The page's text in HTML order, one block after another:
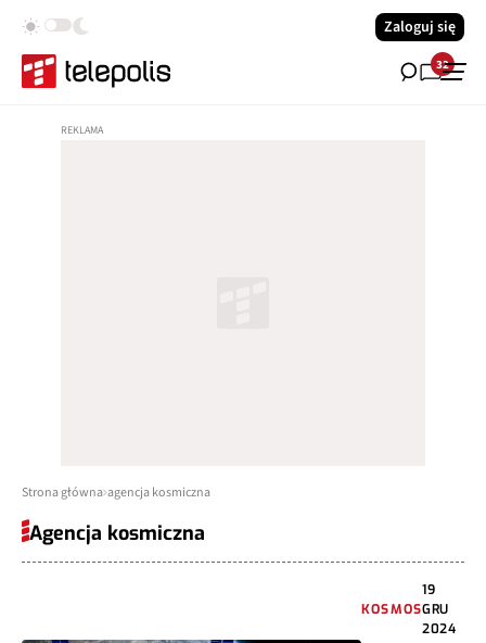
Zaloguj się
32
Strona główna agencja kosmiczna
Agencja kosmiczna
KOSMOS
19
GRU
2024